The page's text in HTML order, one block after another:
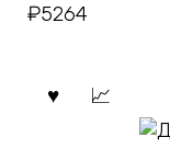
₽5264